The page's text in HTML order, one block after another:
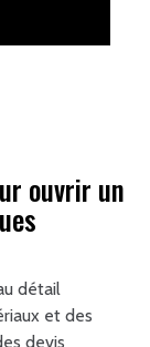
ouvrir un
détail
et des
devis